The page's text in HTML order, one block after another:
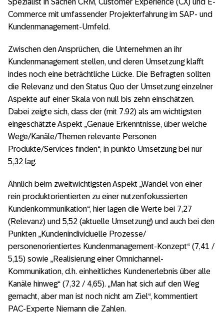
Spezialist in Sachen CRM, Customer Experience (CX) und E-
Commerce mit umfassender Projekterfahrung im SAP- und
Kundenmanagement-Umfeld.
Zwischen den Ansprüchen, die Unternehmen an ihr
Kundenmanagement stellen, und deren Umsetzung klafft
indes noch eine beträchtliche Lücke. Die Befragten sollten
die Relevanz und den Status Quo der Umsetzung einzelner
Aspekte auf einer Skala von null bis zehn einschätzen.
Dabei zeigte sich, dass der (mit 7.92) als am wichtigsten
eingeschätzte Aspekt „Genaue Erkenntnisse, über welche
Wege/Kanäle/Themen relevante Personen
Produkte/Services finden“, in punkto Umsetzung bei nur
5,32 lag.
Ähnlich beim zweitwichtigsten Aspekt „Wandel von einer
rein produktorientierten zu einer nutzenfokussierten
Kundenkommunikation“, hier lagen die Werte bei 7,27
(Relevanz) und 5,52 (aktuelle Umsetzung) und auch bei den
Punkten „Kundenindividuelle Prozesse/
personenorientiertes Kundenmanagement-Konzept“ (7,41 /
5,15) sowie „Realisierung einer Omnichannel-
Kommunikation, d.h. einheitliches Kundenerlebnis über alle
Kanäle hinweg“ (7,32 / 4,65). „Man hat sich auf den Weg
gemacht, aber man ist noch nicht am Ziel“, kommentiert
PAC-Experte Niemann die Zahlen.